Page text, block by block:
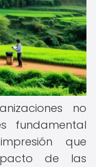
no
fundamental
que
de las